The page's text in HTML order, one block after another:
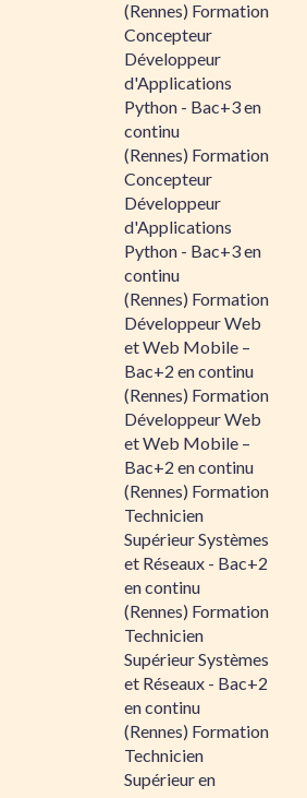
(Rennes) Formation
Concepteur
Développeur
d'Applications
Python - Bac+3 en
continu
(Rennes) Formation
Concepteur
Développeur
d'Applications
Python - Bac+3 en
continu
(Rennes) Formation
Développeur Web
et Web Mobile –
Bac+2 en continu
(Rennes) Formation
Développeur Web
et Web Mobile –
Bac+2 en continu
(Rennes) Formation
Technicien
Supérieur Systèmes
et Réseaux - Bac+2
en continu
(Rennes) Formation
Technicien
Supérieur Systèmes
et Réseaux - Bac+2
en continu
(Rennes) Formation
Technicien
Supérieur en